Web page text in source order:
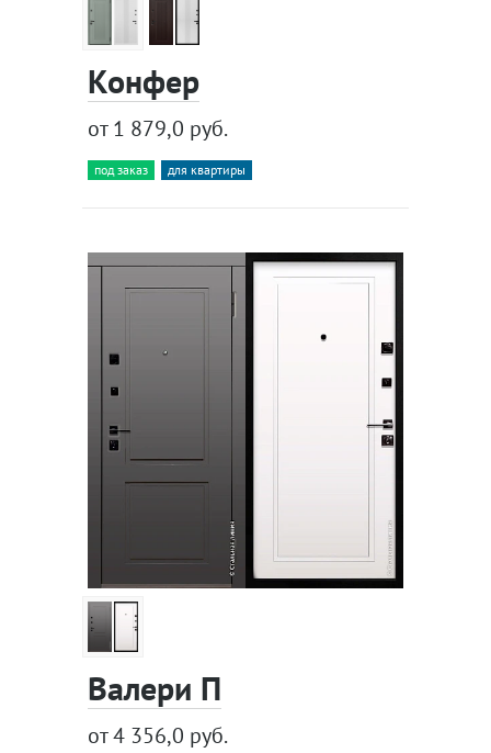
Конфер
от 1 879,0 руб.
под заказ для квартиры
Валери П
от 4 356,0 руб.